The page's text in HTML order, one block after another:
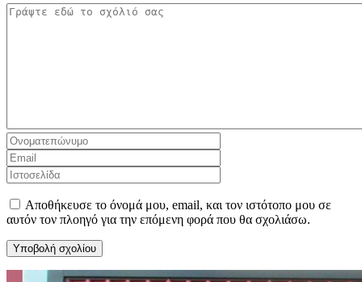
Αποθήκευσε το όνομά μου, email, και τον ιστότοπο μου σε
αυτόν τον πλοηγό για την επόμενη φορά που θα σχολιάσω.